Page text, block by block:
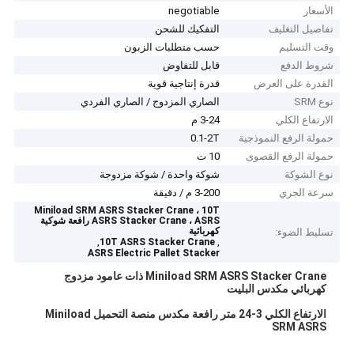
الأسعار
negotiable
تفاصيل التغليف
التفكيك للشحن
وقت التسليم
حسب متطلبات الزبون
شروط الدفع
قابل للتفاوض
القدرة على العرض
قدرة إنتاجية قوية
نوع SRM
الصاري المزدوج / الصاري الفردي
الارتفاع الكلي
3-24 م
حمولة الرفع النموذجية
0.1-2T
حمولة الرفع القصوى
10 ت
نوع الشوكة
شوكة واحدة / شوكة مزدوجة
سرعة الجري
3-200 م / دقيقة
تسليط الضوء:
Miniload SRM ASRS Stacker Crane ، 10T
ASRS Stacker Crane ، ASRS رافعة شوكية
كهربائية
,
10T ASRS Stacker Crane
,
ASRS Electric Pallet Stacker
Miniload SRM ASRS Stacker Crane ذات عامود مزدوج
كهربائي مكدس البليت
الارتفاع الكلي 3-24 متر رافعة مكدس منصة التحميل Miniload
SRM ASRS